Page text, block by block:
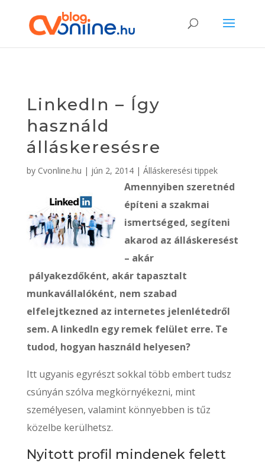
LinkedIn – Így
használd
álláskeresésre
by Cvonline.hu | jún 2, 2014| Álláskeresési tippek
Amennyiben szeretnéd
építeni a szakmai
ismertséged, segíteni
akarod az álláskeresést
– akár
pályakezdőként, akár tapasztalt
munkavállalóként, nem szabad
elfelejtkezned az internetes jelenlétedről
sem. A linkedIn egy remek felület erre. Te
tudod, hogyan használd helyesen?
Itt ugyanis egyrészt sokkal több embert tudsz
csúnyán szólva megkörnyékezni, mint
személyesen, valamint könnyebben is tűz
közelbe kerülhetsz.
Nyitott profil mindenek felett